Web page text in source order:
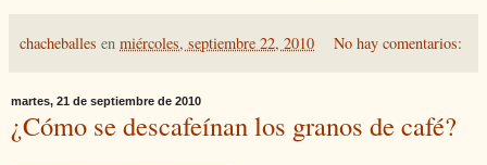
chacheballes en miércoles, septiembre 22, 2010 No hay comentarios:
martes, 21 de septiembre de 2010
¿Cómo se descafeínan los granos de café?